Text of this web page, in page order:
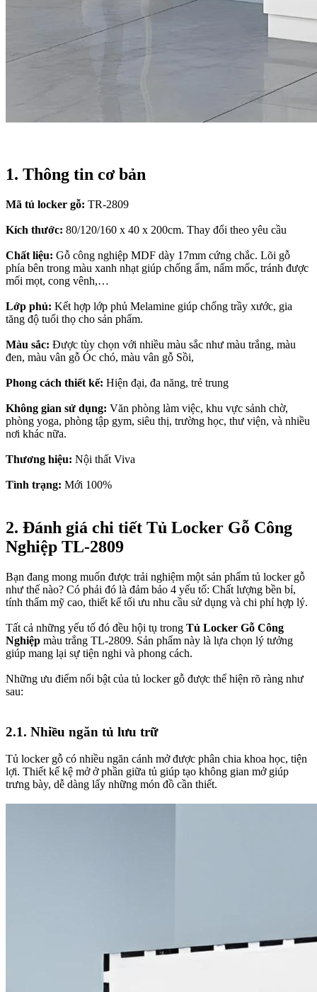
1. Thông tin cơ bản
Mã tủ locker gỗ: TR-2809
Kích thước: 80/120/160 x 40 x 200cm. Thay đổi theo yêu cầu
Chất liệu: Gỗ công nghiệp MDF dày 17mm cứng chắc. Lõi gỗ
phía bên trong màu xanh nhạt giúp chống ẩm, nấm mốc, tránh được
mối mọt, cong vênh,…
Lớp phủ: Kết hợp lớp phủ Melamine giúp chống trầy xước, gia
tăng độ tuổi thọ cho sản phẩm.
Màu sắc: Được tùy chọn với nhiều màu sắc như màu trắng, màu
đen, màu vân gỗ Óc chó, màu vân gỗ Sồi,
Phong cách thiết kế: Hiện đại, đa năng, trẻ trung
Không gian sử dụng: Văn phòng làm việc, khu vực sảnh chờ,
phòng yoga, phòng tập gym, siêu thị, trường học, thư viện, và nhiều
nơi khác nữa.
Thương hiệu: Nội thất Viva
Tình trạng: Mới 100%
2. Đánh giá chi tiết Tủ Locker Gỗ Công
Nghiệp TL-2809
Bạn đang mong muốn được trải nghiệm một sản phẩm tủ locker gỗ
như thế nào? Có phải đó là đảm bảo 4 yếu tố: Chất lượng bền bỉ,
tính thẩm mỹ cao, thiết kế tối ưu nhu cầu sử dụng và chi phí hợp lý.
Tất cả những yếu tố đó đều hội tụ trong Tủ Locker Gỗ Công
Nghiệp màu trắng TL-2809. Sản phẩm này là lựa chọn lý tưởng
giúp mang lại sự tiện nghi và phong cách.
Những ưu điểm nổi bật của tủ locker gỗ được thể hiện rõ ràng như
sau:
2.1. Nhiều ngăn tủ lưu trữ
Tủ locker gỗ có nhiều ngăn cánh mở được phân chia khoa học, tiện
lợi. Thiết kế kệ mở ở phần giữa tủ giúp tạo không gian mở giúp
trưng bày, dễ dàng lấy những món đồ cần thiết.